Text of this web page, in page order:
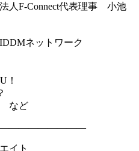
人F-Connect代表理事 小池
ネットワーク
！
に？
イト